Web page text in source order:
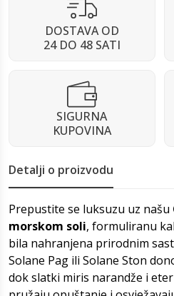
DOSTAVA OD
24 DO 48 SATI
SIGURNA
KUPOVINA
Detalji o proizvodu
Prepustite se luksuzu uz našu
morskom soli, formuliranu
bila nahranjena prirodnim
Solane Pag ili Solane Ston
dok slatki miris narandže i